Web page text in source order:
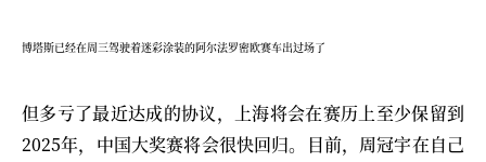
博塔斯已经在周三驾驶着迷彩涂装的阿尔法罗密欧赛车出过场了
但多亏了最近达成的协议，上海将会在赛历上至少保留到
2025年，中国大奖赛将会很快回归。目前，周冠宇在自己